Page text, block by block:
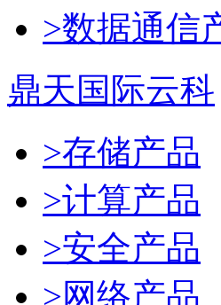
>数据通信
鼎天国际云科
>存储产品
>计算产品
>安全产品
>网络产品